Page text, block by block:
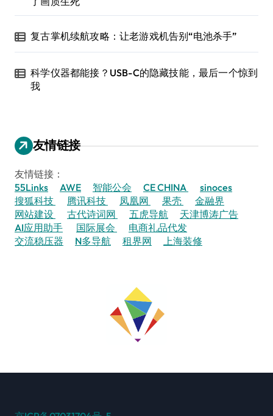
复古掌机续航攻略：让老游戏机告别“电池杀手”
科学仪器都能接？USB-C的隐藏技能，最后一个惊到
我
友情链接
友情链接：
55Links
AWE 智能公会 CE CHINA
sinoces
搜狐科技
腾讯科技 凤凰网 果壳
金融界
网站建设
古代诗词网 五虎导航
天津博涛广告
AI应用助手
国际展会
电商礼品代发
交流稳压器
N多导航 租界网 上海装修